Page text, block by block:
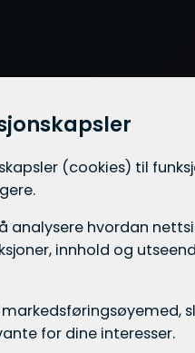
(cookies) til
analysere hvordan
innhold og
for dine interesser.